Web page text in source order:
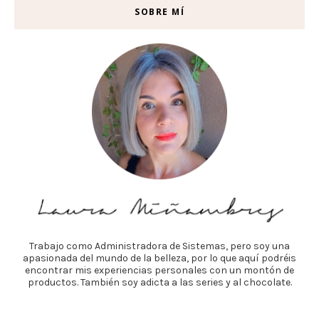
SOBRE MÍ
Trabajo como Administradora de Sistemas, pero soy una
apasionada del mundo de la belleza, por lo que aquí podréis
encontrar mis experiencias personales con un montón de
productos. También soy adicta a las series y al chocolate.